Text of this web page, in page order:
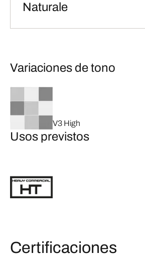
Naturale
Variaciones de tono
V3 High
Usos previstos
Certificaciones